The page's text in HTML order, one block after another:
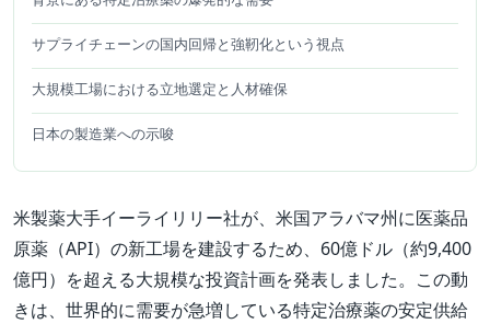
サプライチェーンの国内回帰と強靭化という視点
大規模工場における立地選定と人材確保
日本の製造業への示唆
米製薬大手イーライリリー社が、米国アラバマ州に医薬品
原薬（API）の新工場を建設するため、60億ドル（約9,400
億円）を超える大規模な投資計画を発表しました。この動
きは、世界的に需要が急増している特定治療薬の安定供給